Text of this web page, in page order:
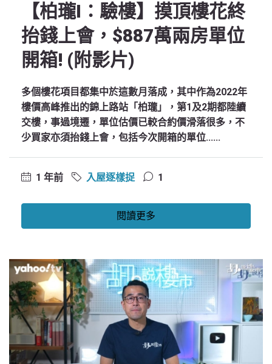
【柏瓏I：驗樓】摸頂樓花終
抬錢上會，$887萬兩房單位
開箱! (附影片)
多個樓花項目都集中於這數月落成，其中作為2022年
樓價高峰推出的錦上路站「柏瓏」，第1及2期都陸續
交樓，事過境遷，單位估價已較合約價滑落很多，不
少買家亦須抬錢上會，包括今次開箱的單位......
1 年前 入屋逐樣捉 1
閱讀更多